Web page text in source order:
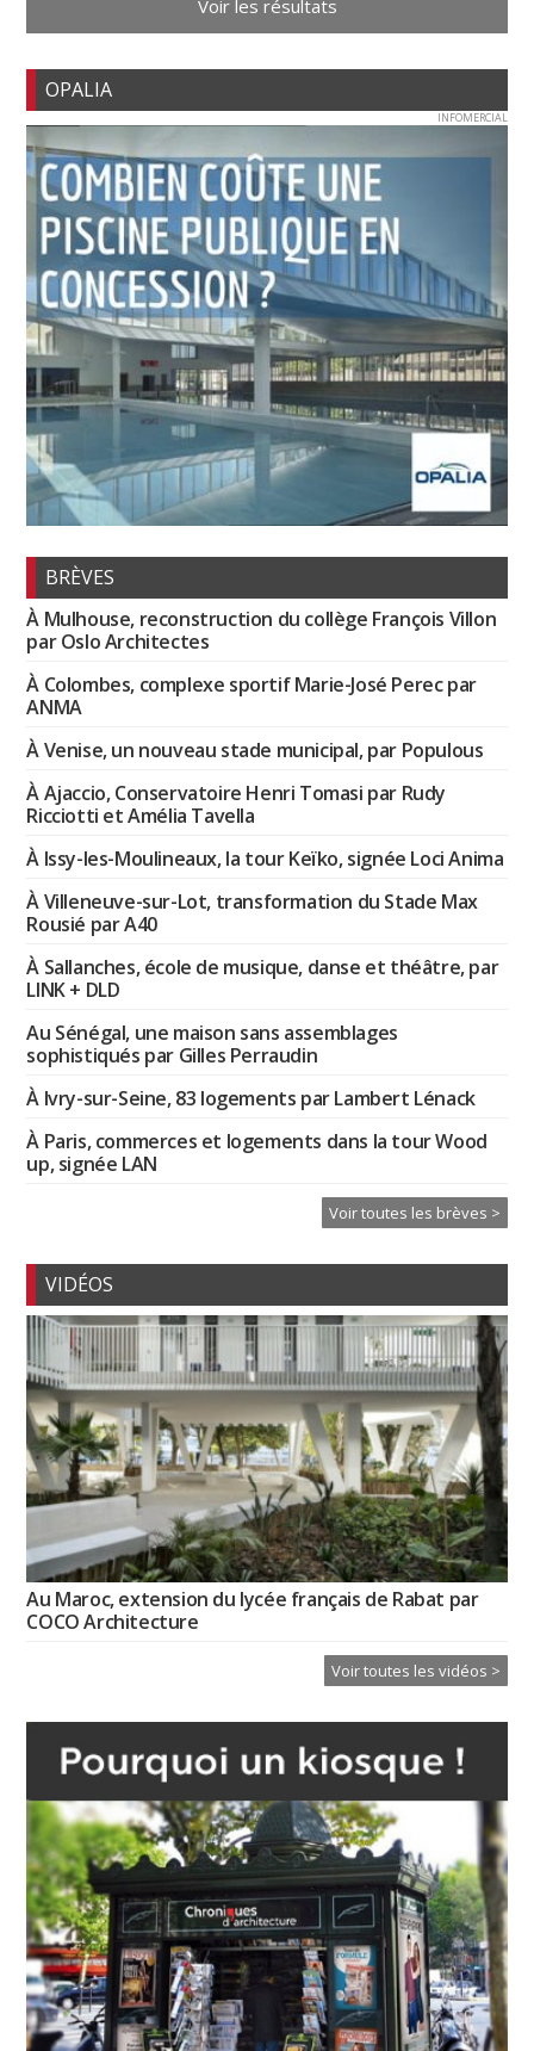
Voir les résultats
OPALIA
INFOMERCIAL
BRÈVES
À Mulhouse, reconstruction du collège François Villon
par Oslo Architectes
À Colombes, complexe sportif Marie-José Perec par
ANMA
À Venise, un nouveau stade municipal, par Populous
À Ajaccio, Conservatoire Henri Tomasi par Rudy
Ricciotti et Amélia Tavella
À Issy-les-Moulineaux, la tour Keïko, signée Loci Anima
À Villeneuve-sur-Lot, transformation du Stade Max
Rousié par A40
À Sallanches, école de musique, danse et théâtre, par
LINK + DLD
Au Sénégal, une maison sans assemblages
sophistiqués par Gilles Perraudin
À Ivry-sur-Seine, 83 logements par Lambert Lénack
À Paris, commerces et logements dans la tour Wood
up, signée LAN
Voir toutes les brèves >
VIDÉOS
Au Maroc, extension du lycée français de Rabat par
COCO Architecture
Voir toutes les vidéos >